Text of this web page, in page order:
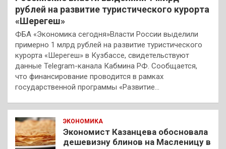
рублей на развитие туристического курорта
«Шерегеш»
ФБА «Экономика сегодня»Власти России выделили
примерно 1 млрд рублей на развитие туристического
курорта «Шерегеш» в Кузбассе, свидетельствуют
данные Telegram-канала Кабмина РФ. Сообщается,
что финансирование проводится в рамках
государственной программы «Развитие…
ЭКОНОМИКА
Экономист Казанцева обосновала
дешевизну блинов на Масленицу в